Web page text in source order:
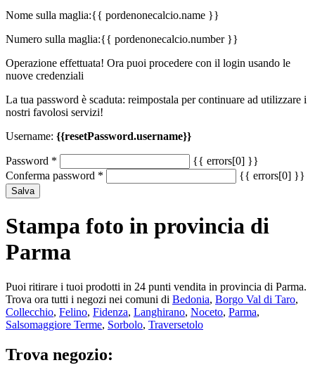
Nome sulla maglia:{{ pordenonecalcio.name }}
Numero sulla maglia:{{ pordenonecalcio.number }}
Operazione effettuata! Ora puoi procedere con il login usando le
nuove credenziali
La tua password è scaduta: reimpostala per continuare ad utilizzare i
nostri favolosi servizi!
Username: {{resetPassword.username}}
Password *
{{ errors[0] }}
Conferma password * {{ errors[0] }}
Salva
Stampa foto in provincia di
Parma
Puoi ritirare i tuoi prodotti in 24 punti vendita in provincia di Parma.
Trova ora tutti i negozi nei comuni di Bedonia, Borgo Val di Taro,
Collecchio, Felino, Fidenza, Langhirano, Noceto, Parma,
Salsomaggiore Terme, Sorbolo, Traversetolo
Trova negozio: